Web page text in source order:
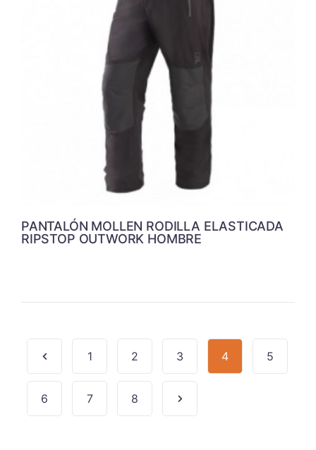
PANTALÓN MOLLEN RODILLA ELASTICADA
RIPSTOP OUTWORK HOMBRE
1 2 3 4 5
6 7 8